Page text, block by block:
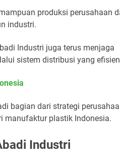
produksi perusahaan
industri.
Industri juga terus menjaga
sistem distribusi yang
bagian dari strategi
manufaktur plastik Indonesia.
Industri